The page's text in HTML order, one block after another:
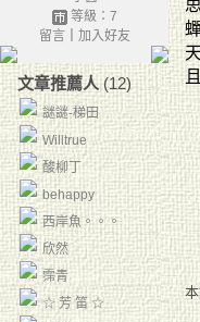
等級：7
留言｜ 加入好友
文章推薦人(12)
謎謎-梯田
Willtrue
酸柳丁
behappy
西岸魚。。。
欣然
霈青
☆ 芳 笛 ☆